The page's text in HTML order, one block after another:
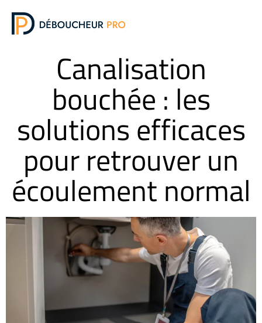
Canalisation
bouchée : les
solutions efficaces
pour retrouver un
écoulement normal